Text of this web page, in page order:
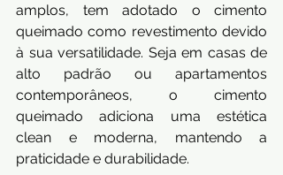
amplos, tem adotado o cimento
queimado como revestimento devido
à sua versatilidade. Seja em casas de
alto padrão ou apartamentos
contemporâneos, o cimento
queimado adiciona uma estética
clean e moderna, mantendo a
praticidade e durabilidade.